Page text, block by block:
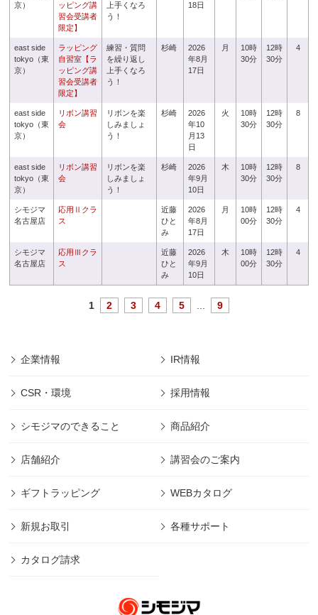
京）
ッピング講
習会受講者
限定】
上手くなろ
う！
18日
east side
tokyo（東
京）
ラッピング
自習室【ラ
ッピング講
習会受講者
限定】
練習・質問
を繰り返し
上手くなろ
う！
杉崎
2026
年8月
17日
月
10時
30分
12時
30分
4
east side
tokyo（東
京）
リボン講習
会
リボンを楽
しみましょ
う！
杉崎
2026
年10
月13
日
火
10時
30分
12時
30分
8
east side
tokyo（東
京）
リボン講習
会
リボンを楽
しみましょ
う！
杉崎
2026
年9月
10日
木
10時
30分
12時
30分
8
シモジマ
名古屋店
応用Ⅱクラ
ス
近藤
ひと
み
2026
年8月
17日
月
10時
00分
12時
30分
4
シモジマ
名古屋店
応用Ⅲクラ
ス
近藤
ひと
み
2026
年9月
10日
木
10時
00分
12時
30分
4
1 2 3 4 5 9
企業情報 IR情報
CSR・環境 採用情報
シモジマのできること 商品紹介
店舗紹介 講習会のご案内
ギフトラッピング WEBカタログ
新規お取引 各種サポート
カタログ請求